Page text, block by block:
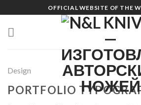
to
content
OFFICIAL WEBSITE OF THE
Design
PORTFOLIO